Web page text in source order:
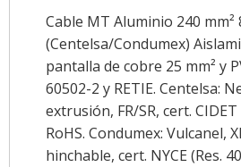
Cable MT Aluminio 240 mm²
(Centelsa/Condumex)
pantalla de cobre 25 mm² y
60502-2 y RETIE. Centelsa:
extrusión, FR/SR, cert. CIDET
RoHS. Condumex: Vulcanel,
hinchable, cert. NYCE (Res.